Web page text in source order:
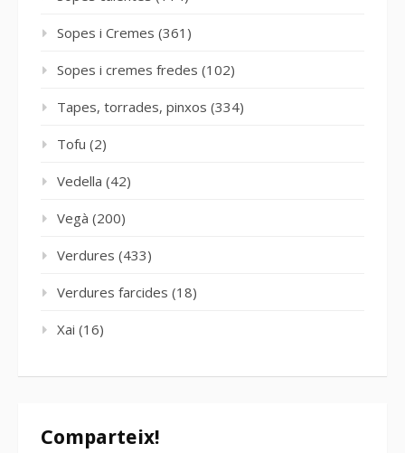
Sopes i Cremes (361)
Sopes i cremes fredes (102)
Tapes, torrades, pinxos (334)
Tofu (2)
Vedella (42)
Vegà (200)
Verdures (433)
Verdures farcides (18)
Xai (16)
Comparteix!